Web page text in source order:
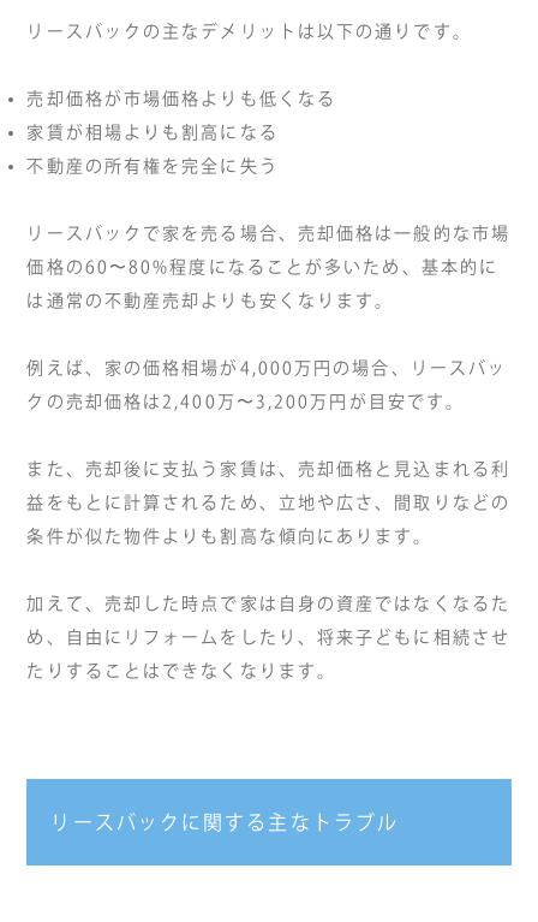
リースバックの主なデメリットは以下の通りです。
売却価格が市場価格よりも低くなる
家賃が相場よりも割高になる
不動産の所有権を完全に失う
リースバックで家を売る場合、売却価格は一般的な市場
価格の60〜80%程度になることが多いため、基本的に
は通常の不動産売却よりも安くなります。
例えば、家の価格相場が4,000万円の場合、リースバッ
クの売却価格は2,400万〜3,200万円が目安です。
また、売却後に支払う家賃は、売却価格と見込まれる利
益をもとに計算されるため、立地や広さ、間取りなどの
条件が似た物件よりも割高な傾向にあります。
加えて、売却した時点で家は自身の資産ではなくなるた
め、自由にリフォームをしたり、将来子どもに相続させ
たりすることはできなくなります。
リースバックに関する主なトラブル